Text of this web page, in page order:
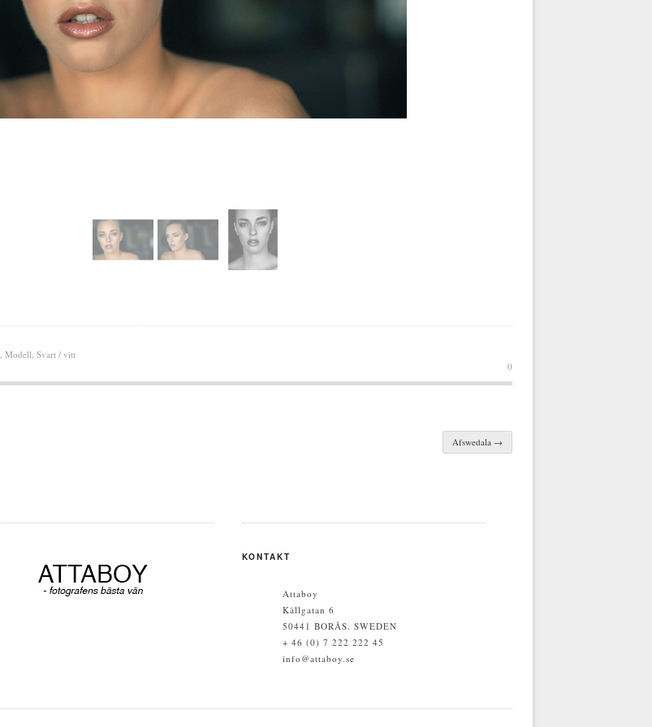
Modell Svart / vitt
0
Afswedala →
KONTAKT
Attaboy
Källgatan 6
50441 BORÅS. SWEDEN
+ 46 (0) 7 222 222 45
info@attaboy.se